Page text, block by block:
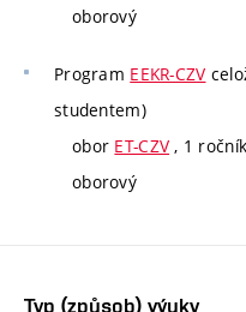
oborový
Program EEKR-CZV
studentem)
obor ET-CZV , 1
oborový
Typ (způsob) výuky